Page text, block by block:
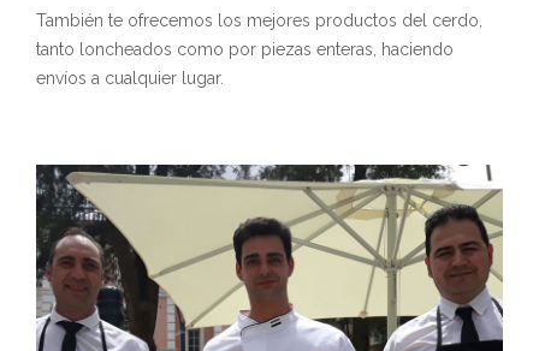
También te ofrecemos los mejores productos del cerdo,
tanto loncheados como por piezas enteras, haciendo
envíos a cualquier lugar.